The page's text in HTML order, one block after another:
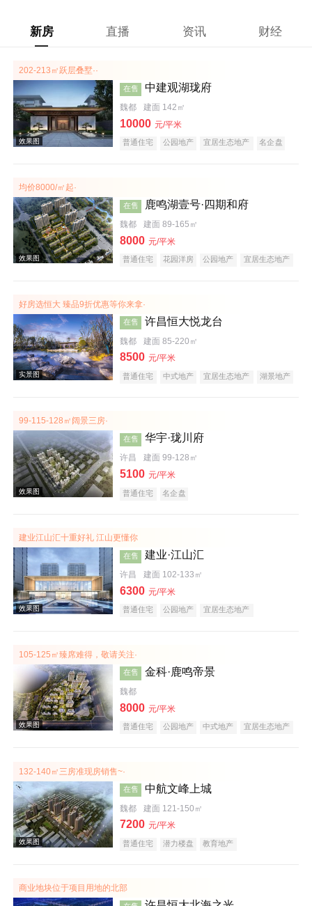
新房 直播 资讯 财经
202-213㎡跃层叠墅··
效果图
在售 中建观湖珑府
魏都 建面 142㎡
10000 元/平米
普通住宅 公园地产 宜居生态地产 名企盘
均价8000/㎡起·
效果图
在售 鹿鸣湖壹号·四期和府
魏都 建面 89-165㎡
8000 元/平米
普通住宅 花园洋房 公园地产
宜居生态地产
好房选恒大 臻品9折优惠等你来拿·
实景图
在售 许昌恒大悦龙台
魏都 建面 85-220㎡
8500 元/平米
普通住宅 中式地产 宜居生态地产
湖景地产
99-115-128㎡阔景三房·
效果图
在售 华宇·珑川府
许昌 建面 99-128㎡
5100 元/平米
普通住宅 名企盘
建业江山汇十重好礼 江山更懂你
在售 建业·江山汇
许昌 建面 102-133㎡
6300 元/平米
普通住宅 公园地产 宜居生态地产
105-125㎡臻席难得，敬请关注·
在售 金科·鹿鸣帝景
魏都
8000 元/平米
普通住宅 公园地产 中式地产
宜居生态地产
132-140㎡三房准现房销售~·
在售 中航文峰上城
魏都 建面 121-150㎡
7200 元/平米
普通住宅 潜力楼盘 教育地产
商业地块位于项目用地的北部